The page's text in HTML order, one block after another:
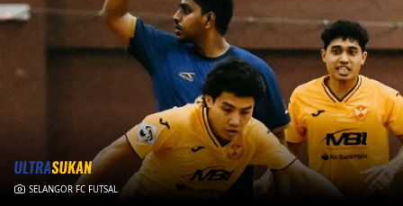
SELANGOR FC FUTSAL